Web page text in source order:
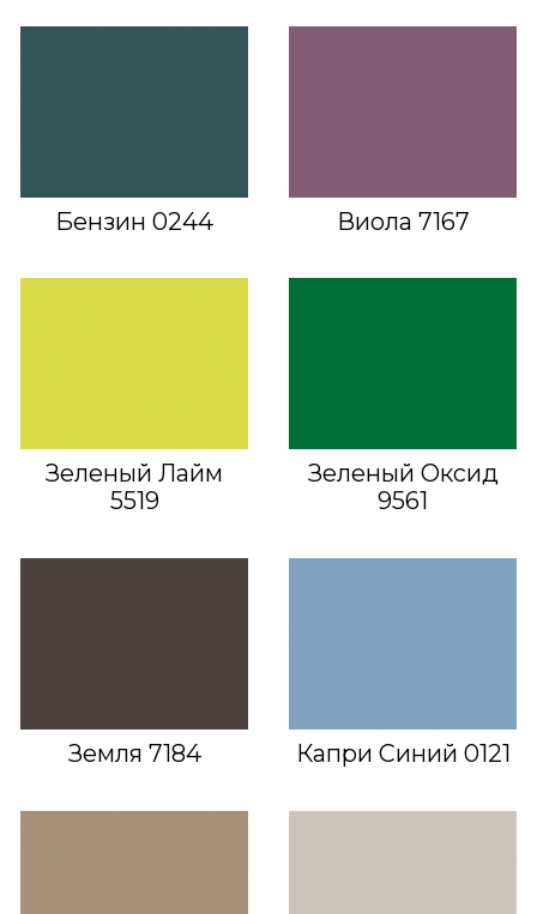
Бензин 0244 Виола 7167
Зеленый Лайм
5519
Зеленый Оксид
9561
Земля 7184 Капри Синий 0121